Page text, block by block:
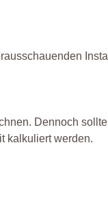
Dennoch
kalkuliert werden.